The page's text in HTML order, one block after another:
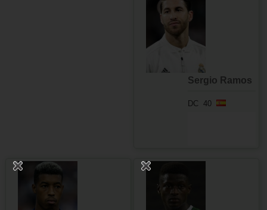
Sergio Ramos
DC 40